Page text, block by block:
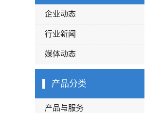
企业动态
行业新闻
媒体动态
产品分类
产品与服务